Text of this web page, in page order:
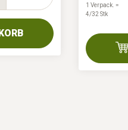
1 Verpack. =
4/32 Stk